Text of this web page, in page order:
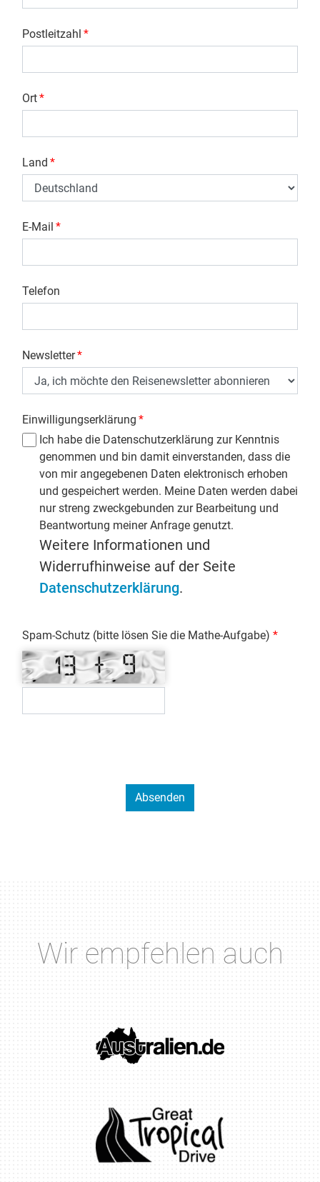
Postleitzahl *
Ort*
Land *
E-Mail *
Telefon
Newsletter*
Einwilligungserklärung *
Ich habe die Datenschutzerklärung zur Kenntnis
genommen und bin damit einverstanden, dass die
von mir angegebenen Daten elektronisch erhoben
und gespeichert werden. Meine Daten werden dabei
nur streng zweckgebunden zur Bearbeitung und
Beantwortung meiner Anfrage genutzt.
Weitere Informationen und
Widerrufhinweise auf der Seite
Datenschutzerklärung.
Spam-Schutz (bitte lösen Sie die Mathe-Aufgabe)
Wir empfehlen auch